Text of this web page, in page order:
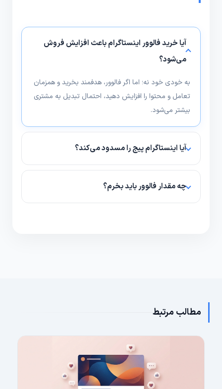
آیا خرید فالوور اینستاگرام باعث افزایش فروش
می‌شود؟
به خودی خود نه؛ اما اگر فالوور، هدفمند بخرید و همزمان
تعامل و محتوا را افزایش دهید، احتمال تبدیل به مشتری
بیشتر می‌شود.
آیا اینستاگرام پیج را مسدود می‌کند؟
اگر از سرویس‌های بات استفاده کنید یا رفتار مشکوک
داشته باشید، احتمال جریمه وجود دارد؛ خرید تدریجی و
چه مقدار فالوور باید بخرم؟
مطالب مرتبط